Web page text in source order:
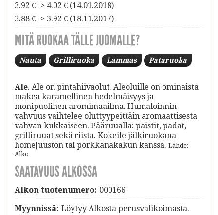
3.92 € -> 4.02 € (14.01.2018)
3.88 € -> 3.92 € (18.11.2017)
MITÄ RUOKAA TÄLLE JUOMALLE?
Nauta Grilliruoka Lammas Pataruoka
Ale. Ale on pintahiivaolut. Aleoluille on ominaista
makea karamellinen hedelmäisyys ja
monipuolinen aromimaailma. Humaloinnin
vahvuus vaihtelee oluttyypeittäin aromaattisesta
vahvan kukkaiseen. Pääruualla: paistit, padat,
grilliruuat sekä riista. Kokeile jälkiruokana
homejuuston tai porkkanakakun kanssa. Lähde:
Alko
SAATAVUUS ALKOSSA
Alkon tuotenumero: 000166
Myynnissä: Löytyy Alkosta perusvalikoimasta.